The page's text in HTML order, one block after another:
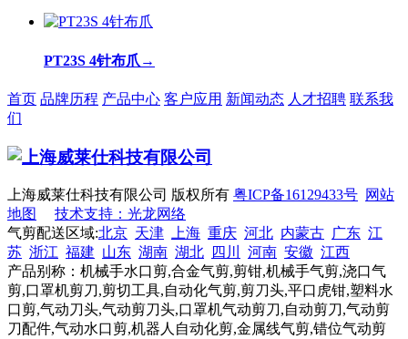
PT23S 4针布爪 →
首页 品牌历程 产品中心 客户应用 新闻动态 人才招聘 联系我
们
上海威莱仕科技有限公司 版权所有 粤ICP备16129433号 网站
地图
技术支持：光龙网络
气剪配送区域:北京 天津 上海 重庆 河北 内蒙古 广东 江
苏 浙江 福建 山东 湖南 湖北 四川 河南 安徽 江西
产品别称：机械手水口剪,合金气剪,剪钳,机械手气剪,浇口气
剪,口罩机剪刀,剪切工具,自动化气剪,剪刀头,平口虎钳,塑料水
口剪,气动刀头,气动剪刀头,口罩机气动剪刀,自动剪刀,气动剪
刀配件,气动水口剪,机器人自动化剪,金属线气剪,错位气动剪